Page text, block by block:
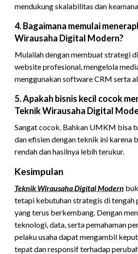
mendukung skalabilitas dan
4. Bagaimana memulai
Wirausaha Digital Modern?
Mulailah dengan membuat strategi
website profesional, mengelola
menggunakan software CRM serta
5. Apakah bisnis kecil cocok
Teknik Wirausaha Digital
Sangat cocok. Bahkan UMKM bisa
dan efisien dengan teknik ini karena
rendah dan hasilnya lebih terukur.
Kesimpulan
Teknik Wirausaha Digital Modern
tetapi kebutuhan strategis di tengah
yang terus berkembang. Dengan
teknologi, data, serta pemahaman
pelaku usaha dapat mengambil
tepat dan responsif terhadap